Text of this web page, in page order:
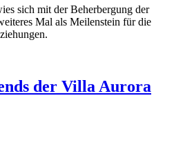
sich mit der Beherbergung der
Mal als Meilenstein für die
der Villa Aurora